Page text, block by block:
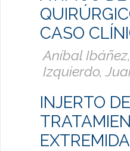
CASO
Aníbal
Izquierdo,
INJERTO